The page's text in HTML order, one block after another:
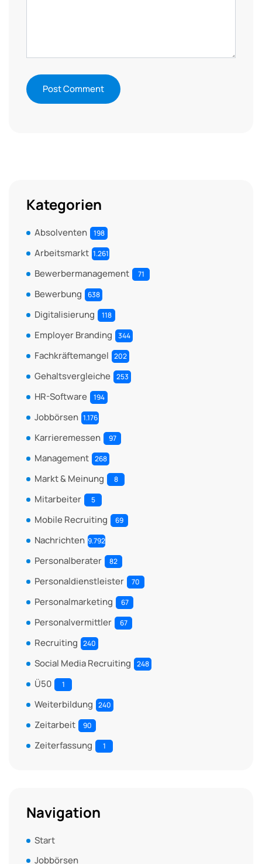
Kategorien
Absolventen 198
Arbeitsmarkt 1.261
Bewerbermanagement 71
Bewerbung 638
Digitalisierung 118
Employer Branding 344
Fachkräftemangel 202
Gehaltsvergleiche 253
HR-Software 194
Jobbörsen 1.176
Karrieremessen 97
Management 268
Markt & Meinung 8
Mitarbeiter 5
Mobile Recruiting 69
Nachrichten 9.792
Personalberater 82
Personaldienstleister 70
Personalmarketing 67
Personalvermittler 67
Recruiting 240
Social Media Recruiting 248
Ü50 1
Weiterbildung 240
Zeitarbeit 90
Zeiterfassung 1
Navigation
Start
Jobbörsen